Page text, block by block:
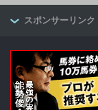
スポンサーリンク